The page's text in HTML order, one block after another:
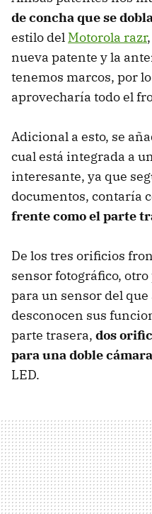
de concha que se
estilo del Motorola razr
nueva patente y la
tenemos marcos, por
aprovecharía todo el
Adicional a esto, se
cual está integrada a
interesante, ya que
documentos, contaría
frente como el parte
De los tres orificios
sensor fotográfico,
para un sensor del
desconocen sus
parte trasera, dos
para una doble cámara
LED.